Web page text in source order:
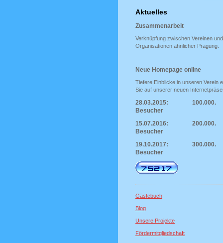
Aktuelles
Zusammenarbeit
Verknüpfung zwischen Vereinen und
Organisationen ähnlicher Prägung.
Neue Homepage online
Tiefere Einblicke in unseren Verein
Sie auf unserer neuen
28.03.2015: 100.000.
Besucher
15.07.2016: 200.000.
Besucher
19.10.2017: 300.000.
Besucher
Gästebuch
Blog
Unsere Projekte
Fördermitgliedschaft